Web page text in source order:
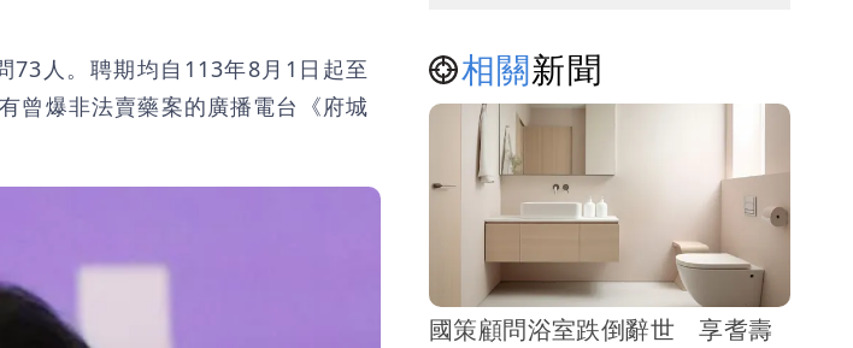
73人。聘期均自113年8月1日起至
曾爆非法賣藥案的廣播電台《府城
相關新聞
國策顧問浴室跌倒辭世 享耆壽